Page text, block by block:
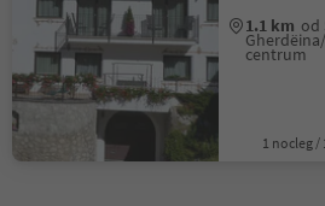
1.1 km od
centrum
1 nocleg /